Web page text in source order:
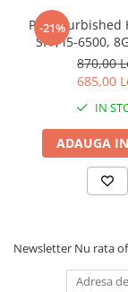
Statii GRAFICE NOI
Statii GRAFICE
Accesorii Printing
Cartuse cerneala
Imprimante de
Imprimante Inkjet
Imprimante laser
-21%
PC Refurbished
SFF, i5-6500, 8GB DDR4,
256GB
870,00
685,00
IN
ADAUGA
Newsletter Nu rata